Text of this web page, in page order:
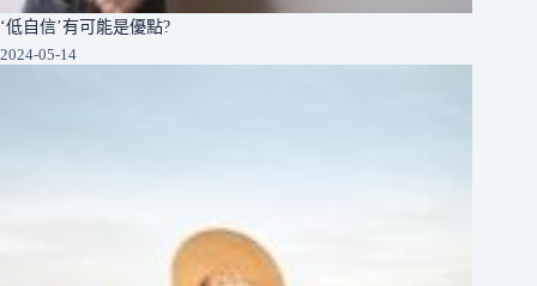
‘低自信’有可能是優點?
2024-05-14